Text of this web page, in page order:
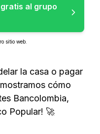
al grupo
sitio web.
la casa o pagar
cómo
Bancolombia,
Popular! 🚀